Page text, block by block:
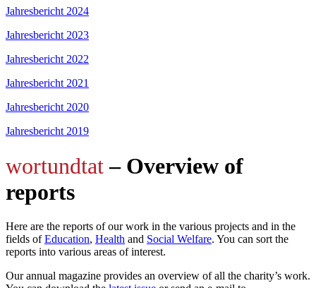
Jahresbericht 2024
Jahresbericht 2023
Jahresbericht 2022
Jahresbericht 2021
Jahresbericht 2020
Jahresbericht 2019
wortundtat– Overview of
reports
Here are the reports of our work in the various projects and in the
fields ofEducation, Health and Social Welfare. You can sort the
reports into various areas of interest.
Our annual magazine provides an overview of all the charity’s work.